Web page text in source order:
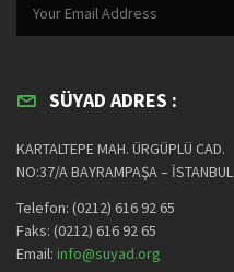
SÜYAD ADRES :
KARTALTEPE MAH. ÜRGÜPLÜ CAD.
NO:37/A BAYRAMPAŞA – İSTANBUL
Telefon: (0212) 616 92 65
Faks: (0212) 616 92 65
Email: info@suyad.org